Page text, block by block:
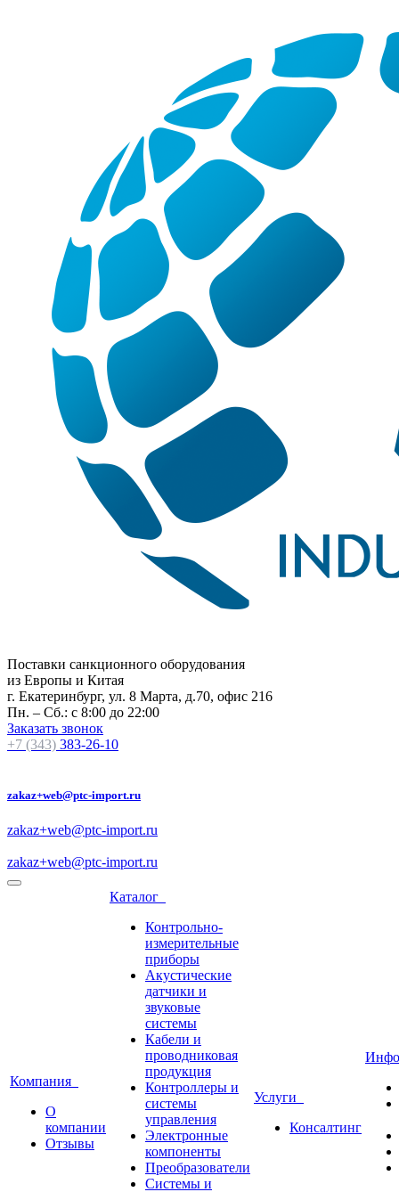
Поставки санкционного оборудования
из Европы и Китая
г. Екатеринбург, ул. 8 Марта, д.70, офис 216
Пн. – Сб.: с 8:00 до 22:00
Заказать звонок
+7 (343) 383-26-10
zakaz+web@ptc-import.ru
zakaz+web@ptc-import.ru
zakaz+web@ptc-import.ru
Компания
О
компании
Отзывы
Каталог
Контрольно-
измерительные
приборы
Акустические
датчики и
звуковые
системы
Кабели и
проводниковая
продукция
Контроллеры и
системы
управления
Электронные
компоненты
Преобразователи
Системы и
Услуги
Консалтинг